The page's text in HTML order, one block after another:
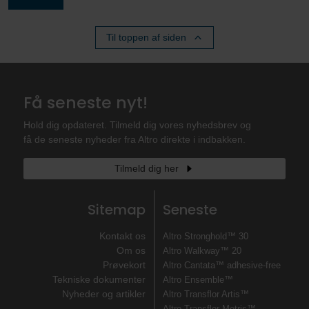
Til toppen af ​​siden
Få seneste nyt!
Hold dig opdateret. Tilmeld dig vores nyhedsbrev og
få de seneste nyheder fra Altro direkte i indbakken.
Tilmeld dig her
Sitemap
Kontakt os
Om os
Prøvekort
Tekniske dokumenter
Nyheder og artikler
Seneste
Altro Stronghold™ 30
Altro Walkway™ 20
Altro Cantata™ adhesive‐free
Altro Ensemble™
Altro Transflor Artis™